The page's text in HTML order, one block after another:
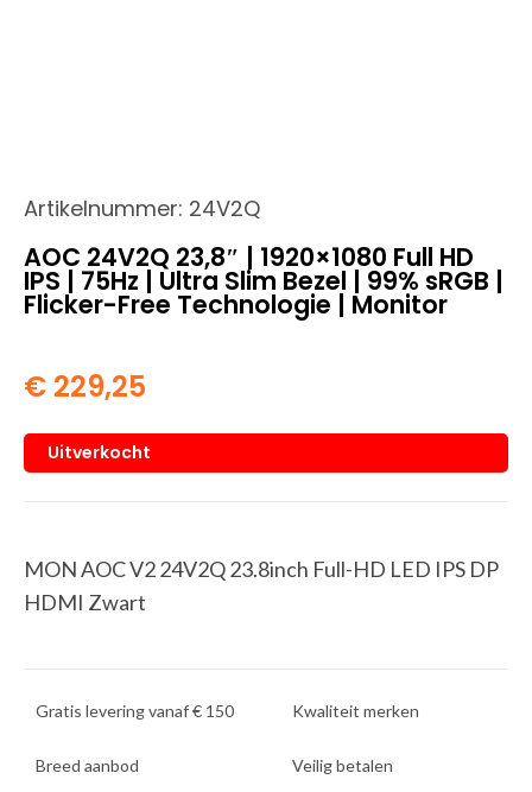
Artikelnummer: 24V2Q
AOC 24V2Q 23,8″ | 1920×1080 Full HD
IPS | 75Hz | Ultra Slim Bezel | 99% sRGB |
Flicker-Free Technologie | Monitor
€ 229,25
Uitverkocht
MON AOC V2 24V2Q 23.8inch Full-HD LED IPS DP
HDMI Zwart
Gratis levering vanaf € 150 Kwaliteit merken
Breed aanbod Veilig betalen